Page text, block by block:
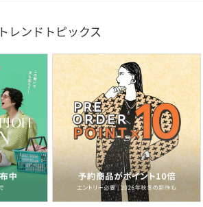
トレンドトピックス